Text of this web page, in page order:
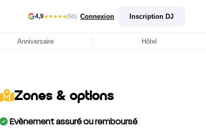
4,9★★★★★(50) Connexion Inscription DJ
Anniversaire Hôtel
Zones & options
Evènement assuré ou remboursé